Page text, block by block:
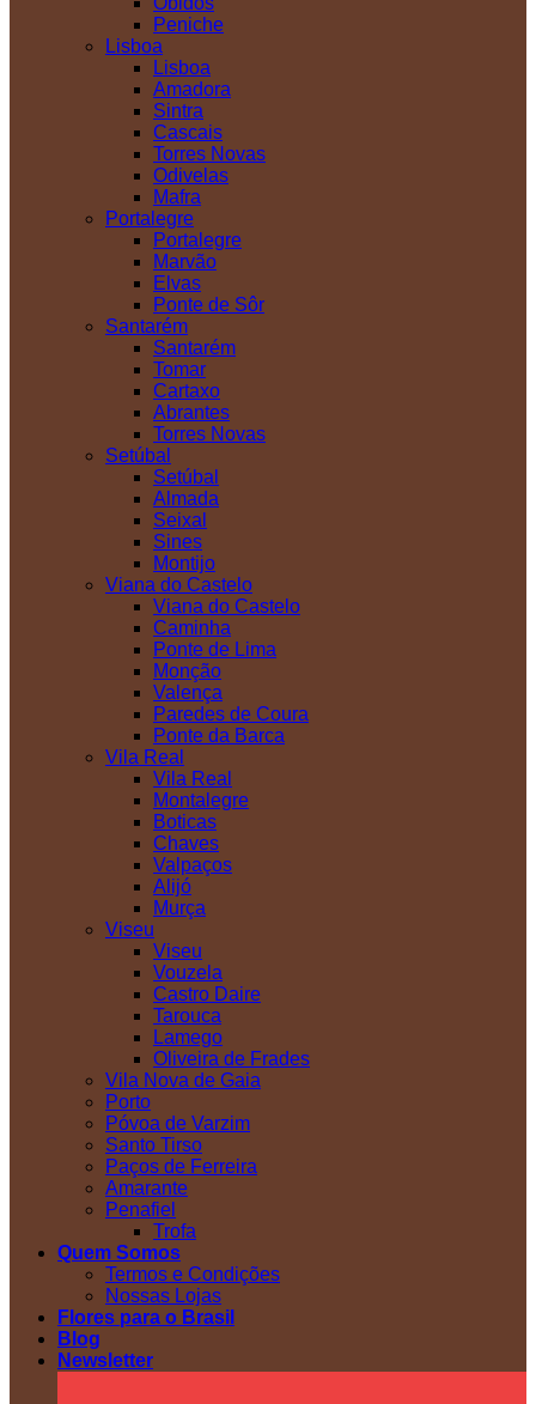
Peniche
Lisboa
Lisboa
Amadora
Sintra
Cascais
Torres Novas
Odivelas
Mafra
Portalegre
Portalegre
Marvão
Elvas
Ponte de Sôr
Santarém
Santarém
Tomar
Cartaxo
Abrantes
Torres Novas
Setúbal
Setúbal
Almada
Seixal
Sines
Montijo
Viana do Castelo
Viana do Castelo
Caminha
Ponte de Lima
Monção
Valença
Paredes de Coura
Ponte da Barca
Vila Real
Vila Real
Montalegre
Boticas
Chaves
Valpaços
Alijó
Murça
Viseu
Viseu
Vouzela
Castro Daire
Tarouca
Lamego
Oliveira de Frades
Vila Nova de Gaia
Porto
Póvoa de Varzim
Santo Tirso
Paços de Ferreira
Amarante
Penafiel
Trofa
Quem Somos
Termos e Condições
Nossas Lojas
Flores para o Brasil
Blog
Newsletter